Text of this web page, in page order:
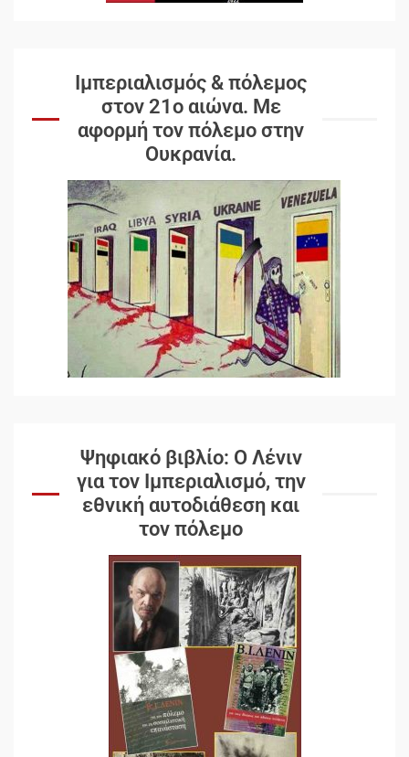
Ιμπεριαλισμός & πόλεμος
στον 21ο αιώνα. Mε
αφορμή τον πόλεμο στην
Ουκρανία.
Ψηφιακό βιβλίο: Ο Λένιν
για τον Ιμπεριαλισμό, την
εθνική αυτοδιάθεση και
τον πόλεμο